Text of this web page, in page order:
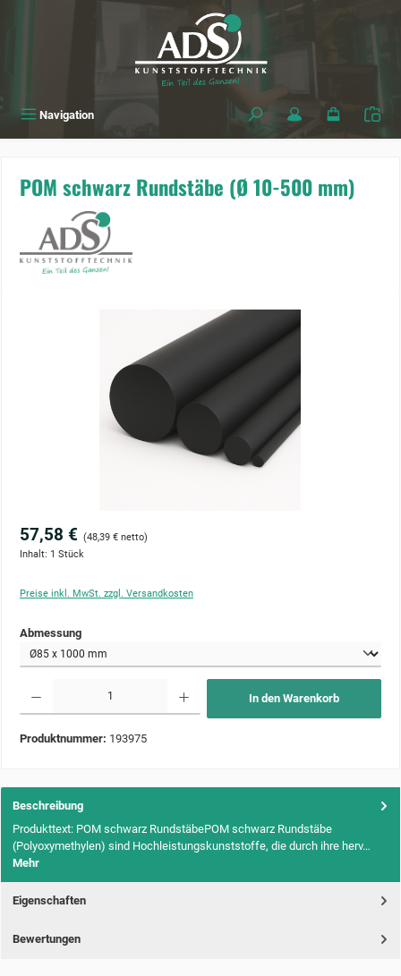
Navigation
POM schwarz Rundstäbe (Ø 10-500 mm)
57,58 € (48,39 € netto)
Inhalt: 1 Stück
Preise inkl. MwSt. zzgl. Versandkosten
Abmessungauswählen
In den Warenkorb
Produktnummer: 193975
Beschreibung
Produkttext: POM schwarz RundstäbePOM schwarz Rundstäbe
(Polyoxymethylen) sind Hochleistungskunststoffe, die durch ihre herv…
Mehr
Eigenschaften
Bewertungen